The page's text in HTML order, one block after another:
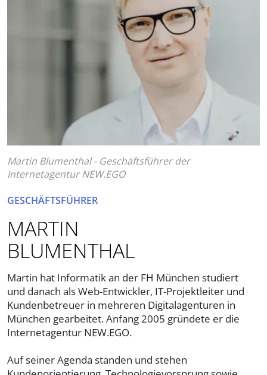
Martin Blumenthal - Geschäftsführer der
Internetagentur NEW.EGO
GESCHÄFTSFÜHRER
MARTIN
BLUMENTHAL
Martin hat Informatik an der FH München studiert
und danach als Web-Entwickler, IT-Projektleiter und
Kundenbetreuer in mehreren Digitalagenturen in
München gearbeitet. Anfang 2005 gründete er die
Internetagentur NEW.EGO.
Auf seiner Agenda standen und stehen